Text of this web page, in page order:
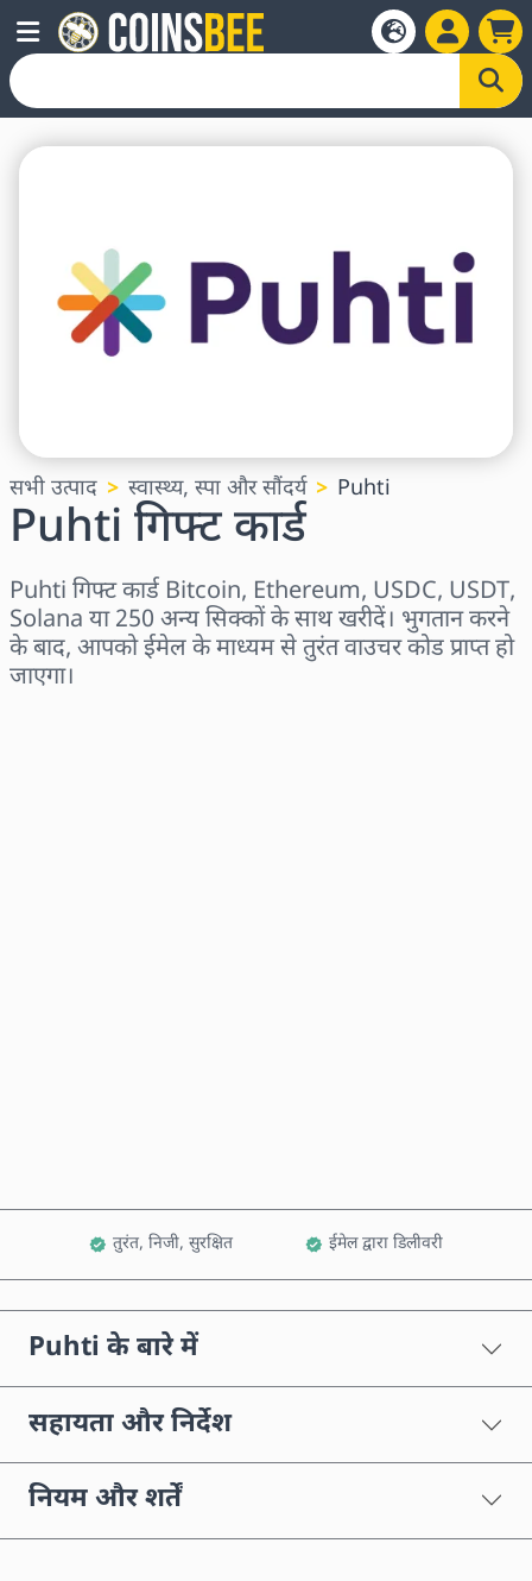
सभी उत्पाद स्वास्थ्य, स्पा और सौंदर्य Puhti
Puhti गिफ्ट कार्ड
Puhti गिफ्ट कार्ड Bitcoin, Ethereum, USDC, USDT,
Solana या 250 अन्य सिक्कों के साथ खरीदें। भुगतान करने
के बाद, आपको ईमेल के माध्यम से तुरंत वाउचर कोड प्राप्त हो
जाएगा।
तुरंत, निजी, सुरक्षित ईमेल द्वारा डिलीवरी
Puhti के बारे में
सहायता और निर्देश
नियम और शर्तें